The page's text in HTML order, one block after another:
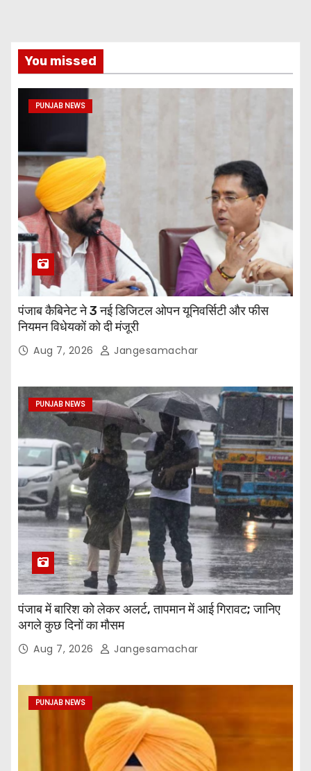
You missed
PUNJAB NEWS
पंजाब कैबिनेट ने 3 नई डिजिटल ओपन यूनिवर्सिटी और फीस
नियमन विधेयकों को दी मंजूरी
Aug 7, 2026 Jangesamachar
PUNJAB NEWS
पंजाब में बारिश को लेकर अलर्ट, तापमान में आई गिरावट; जानिए
अगले कुछ दिनों का मौसम
Aug 7, 2026 Jangesamachar
PUNJAB NEWS